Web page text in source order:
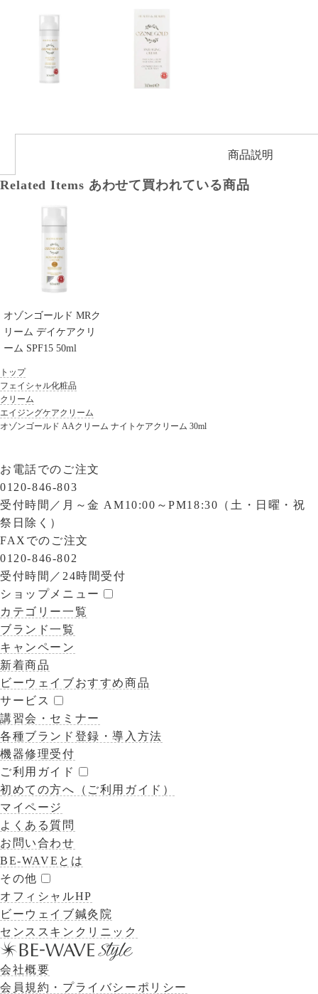
トップ
フェイシャル化粧品
クリーム
エイジングケアクリーム
オゾンゴールド AAクリーム ナイトケアクリーム 30ml
商品説明
Related Items あわせて買われている商品
オゾンゴールド MRク
リーム デイケアクリ
ーム SPF15 50ml
お電話でのご注文
0120-846-803
受付時間／ 月～金 AM10:00～PM18:30（土・日曜・祝
祭日除く）
FAXでのご注文
0120-846-802
受付時間／ 24時間受付
ショップメニュー
カテゴリー一覧
ブランド一覧
キャンペーン
新着商品
ビーウェイブおすすめ商品
サービス
講習会・セミナー
各種ブランド登録・導入方法
機器修理受付
ご利用ガイド
初めての方へ（ご利用ガイド）
マイページ
よくある質問
お問い合わせ
BE-WAVEとは
その他
オフィシャルHP
ビーウェイブ鍼灸院
センススキンクリニック
会社概要
会員規約・プライバシーポリシー